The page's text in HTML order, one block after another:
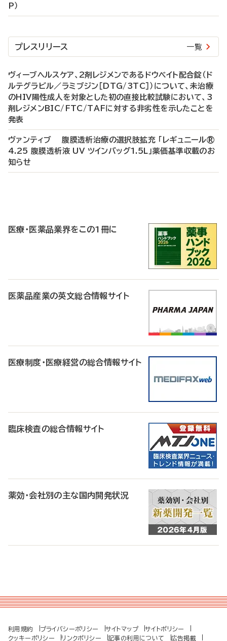
P）
プレスリリース 一覧
ヴィーブヘルスケア、2剤レジメンであるドウベイト配合錠（ド
ルテグラビル／ラミブジン［DTG/3TC］）について、未治療
のHIV陽性成人を対象とした初の直接比較試験において、3
剤レジメンBIC/FTC/TAFに対する非劣性を示したことを
発表
ヴァンティブ 腹膜透析治療の選択肢拡充 「レギュニール®
4.25 腹膜透析液 UV ツインバッグ1.5L」薬価基準収載のお
知らせ
医療・医薬品業界をこの1冊に
医薬品産業の英文総合情報サイト
医療制度・医療経営の総合情報サイト
臨床検査の総合情報サイト
薬効・会社別の主な国内開発状況
利用規約 プライバシーポリシー サイトマップ
サイトポリシー
クッキーポリシー
リンクポリシー 記事の利用について 広告掲載